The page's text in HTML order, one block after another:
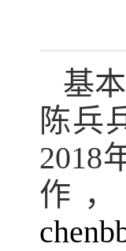
基
陈兵
2018
作，